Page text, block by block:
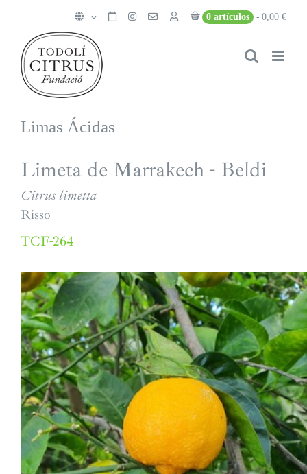
contenido
0 artículos 0,00 €
Limas Ácidas
Limeta de Marrakech - Beldi
Citrus limetta
Risso
TCF-264